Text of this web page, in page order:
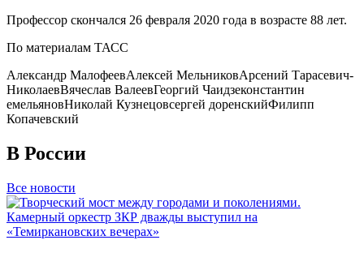
Профессор скончался 26 февраля 2020 года в возрасте 88 лет.
По материалам ТАСС
Александр МалофеевАлексей МельниковАрсений Тарасевич-
НиколаевВячеслав ВалеевГеоргий Чаидзеконстантин
емельяновНиколай Кузнецовсергей доренскийФилипп
Копачевский
В России
Все новости